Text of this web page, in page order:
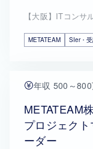
【大阪】ITコンサ
METATEAM SIer・
年収 500～800
METATEAM
プロジェク
ーダー